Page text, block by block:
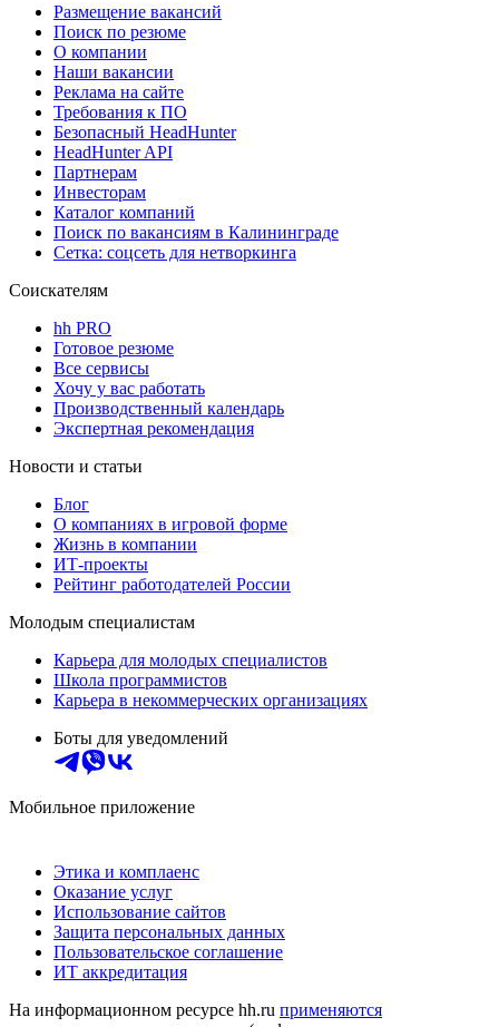
Размещение вакансий
Поиск по резюме
О компании
Наши вакансии
Реклама на сайте
Требования к ПО
Безопасный HeadHunter
HeadHunter API
Партнерам
Инвесторам
Каталог компаний
Поиск по вакансиям в Калининграде
Сетка: соцсеть для нетворкинга
Соискателям
hh PRO
Готовое резюме
Все сервисы
Хочу у вас работать
Производственный календарь
Экспертная рекомендация
Новости и статьи
Блог
О компаниях в игровой форме
Жизнь в компании
ИТ-проекты
Рейтинг работодателей России
Молодым специалистам
Карьера для молодых специалистов
Школа программистов
Карьера в некоммерческих организациях
Боты для уведомлений
Мобильное приложение
Этика и комплаенс
Оказание услуг
Использование сайтов
Защита персональных данных
Пользовательское соглашение
ИТ аккредитация
На информационном ресурсе hh.ru применяются